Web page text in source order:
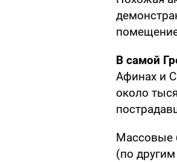
В самой
Афинах и
около
Массовые
(по